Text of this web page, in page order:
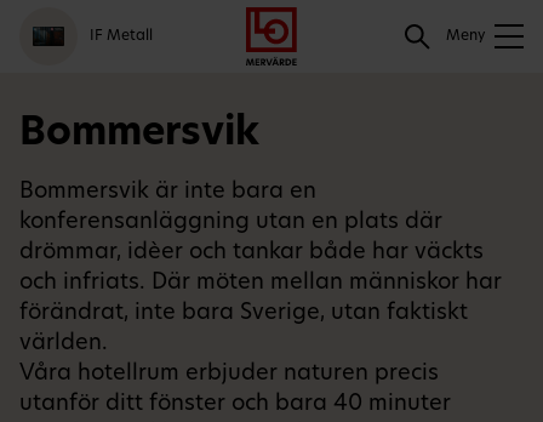
Gå
till
meny
Logga
in
Hoppa
till
innehåll
IF Metall Meny
Sök
Bommersvik
Bommersvik är inte bara en
konferensanläggning utan en plats där
drömmar, idèer och tankar både har väckts
och infriats. Där möten mellan människor har
förändrat, inte bara Sverige, utan faktiskt
världen.
Våra hotellrum erbjuder naturen precis
utanför ditt fönster och bara 40 minuter